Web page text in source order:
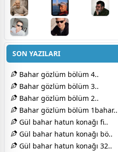
SON YAZILARI
Bahar gözlüm bölüm 4..
Bahar gözlüm bölüm 3..
Bahar gözlüm bölüm 2..
Bahar gözlüm bölüm 1bahar..
Gül bahar hatun konağı fi..
Gül bahar hatun konağı bö..
Gül bahar hatun konağı 32..